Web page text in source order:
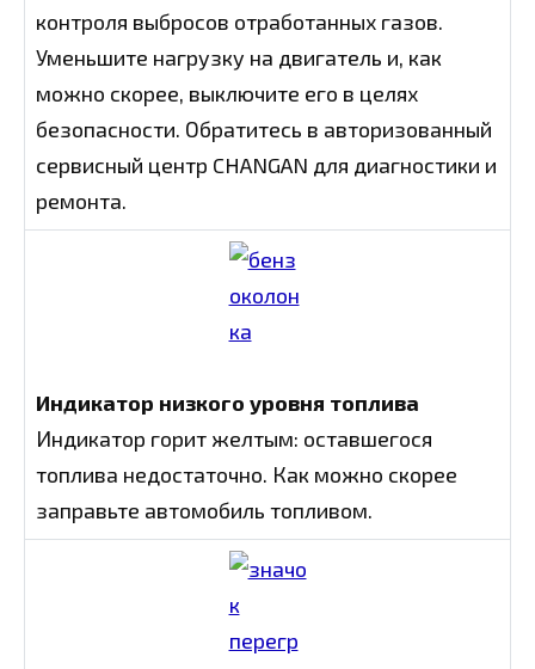
контроля выбросов отработанных газов.
Уменьшите нагрузку на двигатель и, как
можно скорее, выключите его в целях
безопасности. Обратитесь в авторизованный
сервисный центр CHANGAN для диагностики и
ремонта.
Индикатор низкого уровня топлива
Индикатор горит желтым: оставшегося
топлива недостаточно. Как можно скорее
заправьте автомобиль топливом.